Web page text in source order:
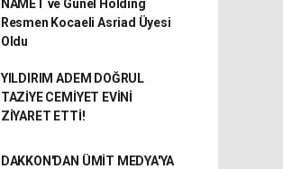
NAMET ve Günel Holding
Resmen Kocaeli Asriad Üyesi
Oldu
YILDIRIM ADEM DOĞRUL
TAZİYE CEMİYET EVİNİ
ZİYARET ETTİ!
DAKKON'DAN ÜMİT MEDYA'YA